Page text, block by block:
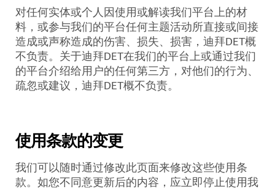
对任何实体或个人因使用或解读我们平台上的材
料，或参与我们的平台任何主题活动所直接或间接
造成或声称造成的伤害、损失、损害，迪拜DET概
不负责。关于迪拜DET在我们的平台上或通过我们
的平台介绍给用户的任何第三方，对他们的行为、
疏忽或建议，迪拜DET概不负责。
使用条款的变更
我们可以随时通过修改此页面来修改这些使用条
款。如您不同意更新后的内容，应立即停止使用我